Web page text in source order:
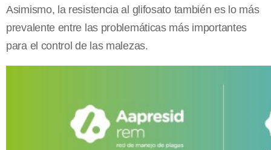
Asimismo, la resistencia al glifosato también es lo más
prevalente entre las problemáticas más importantes
para el control de las malezas.